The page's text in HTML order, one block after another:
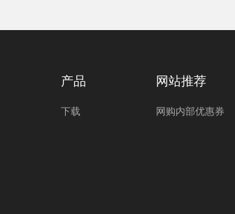
产品
下载
网站推荐
网购内部优惠券